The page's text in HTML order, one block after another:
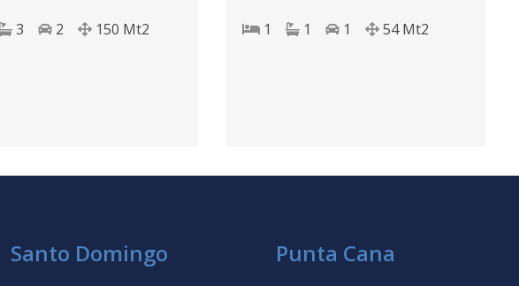
3 2 150 Mt2
1
1 1 54 Mt2
Santo Domingo Punta Cana